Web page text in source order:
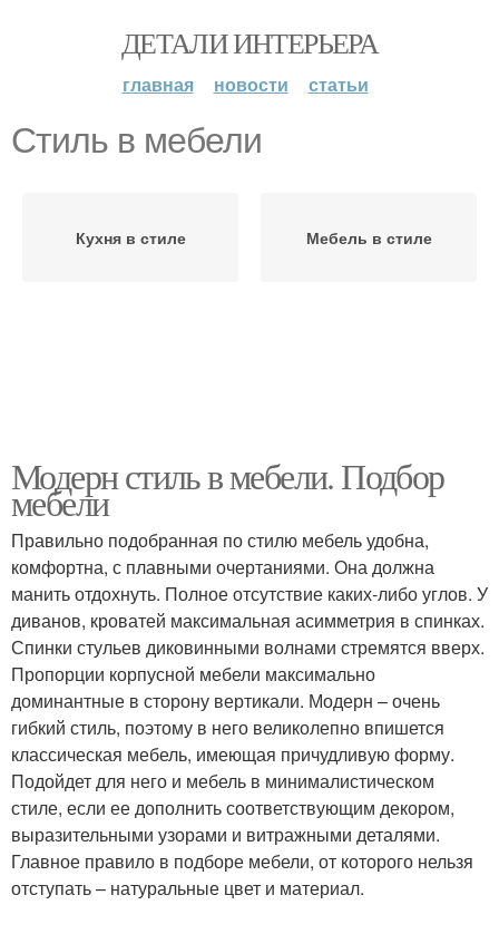
ДЕТАЛИ ИНТЕРЬЕРА
главная новости статьи
Стиль в мебели
Кухня в стиле Мебель в стиле
Модерн стиль в мебели. Подбор
мебели
Правильно подобранная по стилю мебель удобна,
комфортна, с плавными очертаниями. Она должна
манить отдохнуть. Полное отсутствие каких-либо углов. У
диванов, кроватей максимальная асимметрия в спинках.
Спинки стульев диковинными волнами стремятся вверх.
Пропорции корпусной мебели максимально
доминантные в сторону вертикали. Модерн – очень
гибкий стиль, поэтому в него великолепно впишется
классическая мебель, имеющая причудливую форму.
Подойдет для него и мебель в минималистическом
стиле, если ее дополнить соответствующим декором,
выразительными узорами и витражными деталями.
Главное правило в подборе мебели, от которого нельзя
отступать – натуральные цвет и материал.